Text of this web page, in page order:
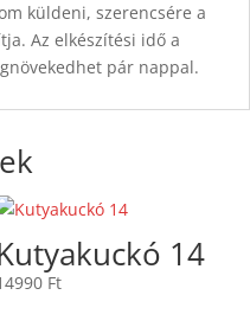
küldeni, szerencsére a
Az elkészítési idő a
pár nappal.
14
Ft